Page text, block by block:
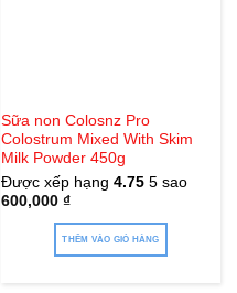
Sữa non Colosnz Pro
Colostrum Mixed With Skim
Milk Powder 450g
Được xếp hạng 4.755 sao
600,000 ₫
THÊM VÀO GIỎ HÀNG